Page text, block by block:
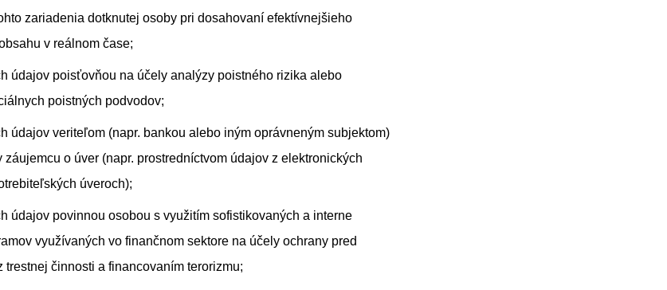
zariadenia dotknutej osoby pri dosahovaní efektívnejšieho
v reálnom čase;
údajov poisťovňou na účely analýzy poistného rizika alebo
poistných podvodov;
údajov veriteľom (napr. bankou alebo iným oprávneným subjektom)
záujemcu o úver (napr. prostredníctvom údajov z elektronických
úveroch);
údajov povinnou osobou s využitím sofistikovaných a interne
využívaných vo finančnom sektore na účely ochrany pred
trestnej činnosti a financovaním terorizmu;